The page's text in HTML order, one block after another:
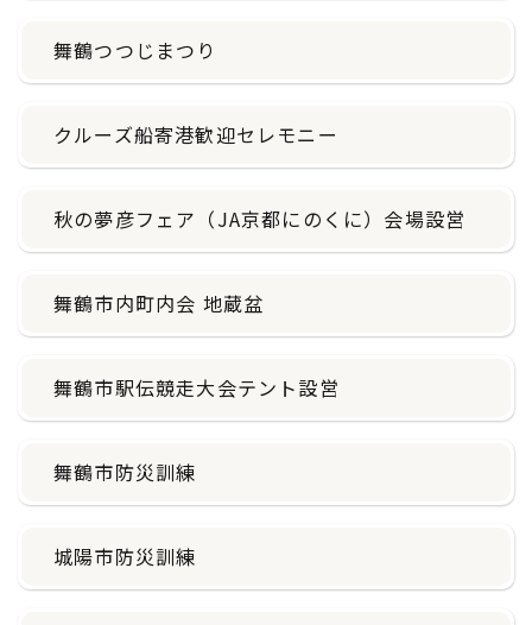
舞鶴つつじまつり
クルーズ船寄港歓迎セレモニー
秋の夢彦フェア（JA京都にのくに）会場設営
舞鶴市内町内会 地蔵盆
舞鶴市駅伝競走大会テント設営
舞鶴市防災訓練
城陽市防災訓練